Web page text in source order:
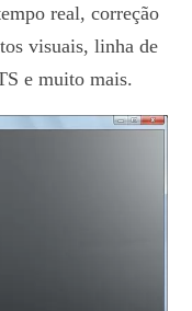
real, correção
visuais, linha de
e muito mais.